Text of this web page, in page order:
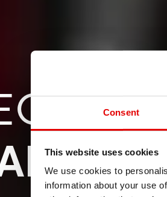
Consent
This website uses cookies
We use cookies to
information about your use